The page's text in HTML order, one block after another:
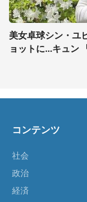
美女卓球シン・ユ
ョットに...キュン
コンテンツ
社会
政治
経済